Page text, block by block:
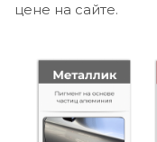
цене на сайте.